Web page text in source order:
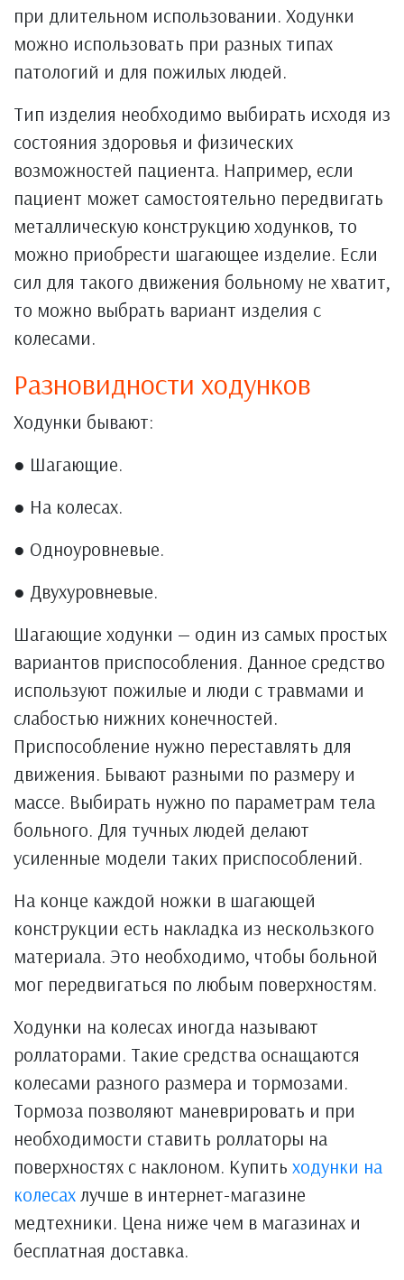
при длительном использовании. Ходунки
можно использовать при разных типах
патологий и для пожилых людей.
Тип изделия необходимо выбирать исходя из
состояния здоровья и физических
возможностей пациента. Например, если
пациент может самостоятельно передвигать
металлическую конструкцию ходунков, то
можно приобрести шагающее изделие. Если
сил для такого движения больному не хватит,
то можно выбрать вариант изделия с
колесами.
Разновидности ходунков
Ходунки бывают:
● Шагающие.
● На колесах.
● Одноуровневые.
● Двухуровневые.
Шагающие ходунки — один из самых простых
вариантов приспособления. Данное средство
используют пожилые и люди с травмами и
слабостью нижних конечностей.
Приспособление нужно переставлять для
движения. Бывают разными по размеру и
массе. Выбирать нужно по параметрам тела
больного. Для тучных людей делают
усиленные модели таких приспособлений.
На конце каждой ножки в шагающей
конструкции есть накладка из нескользкого
материала. Это необходимо, чтобы больной
мог передвигаться по любым поверхностям.
Ходунки на колесах иногда называют
роллаторами. Такие средства оснащаются
колесами разного размера и тормозами.
Тормоза позволяют маневрировать и при
необходимости ставить роллаторы на
поверхностях с наклоном. Купить ходунки на
колесах лучше в интернет-магазине
медтехники. Цена ниже чем в магазинах и
бесплатная доставка.